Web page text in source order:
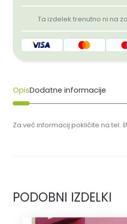
Ta izdelek trenutno ni na
OpisDodatne informacije
Za več informacij pokličite na tel.
PODOBNI IZDELKI